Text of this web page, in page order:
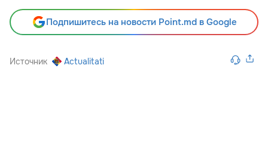
Подпишитесь на новости Point.md в Google
Источник Actualitati